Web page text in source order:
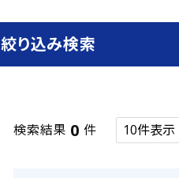
絞り込み検索
検索結果 0 件